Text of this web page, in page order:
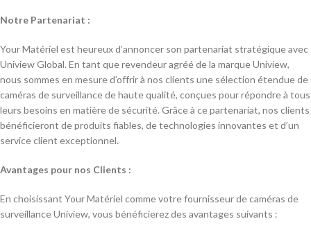
Notre Partenariat :
Your Matériel est heureux d’annoncer son partenariat stratégique avec
Uniview Global. En tant que revendeur agréé de la marque Uniview,
nous sommes en mesure d’offrir à nos clients une sélection étendue de
caméras de surveillance de haute qualité, conçues pour répondre à tous
leurs besoins en matière de sécurité. Grâce à ce partenariat, nos clients
bénéficieront de produits fiables, de technologies innovantes et d’un
service client exceptionnel.
Avantages pour nos Clients :
En choisissant Your Matériel comme votre fournisseur de caméras de
surveillance Uniview, vous bénéficierez des avantages suivants :